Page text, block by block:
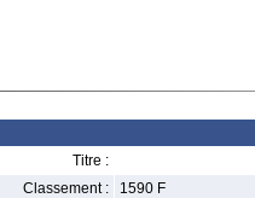
Titre :
Classement :
1590 F